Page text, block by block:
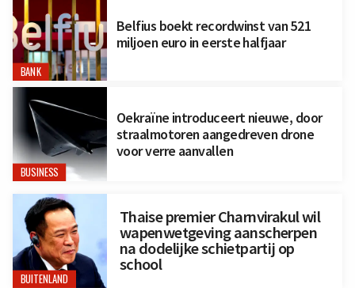
BANK
Belfius boekt recordwinst van 521
miljoen euro in eerste halfjaar
BUSINESS
Oekraïne introduceert nieuwe, door
straalmotoren aangedreven drone
voor verre aanvallen
BUITENLAND
Thaise premier Charnvirakul wil
wapenwetgeving aanscherpen
na dodelijke schietpartij op
school